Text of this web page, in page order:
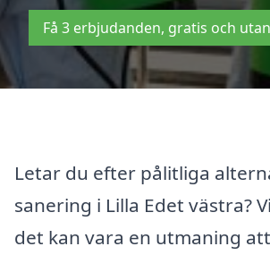
Få 3 erbjudanden, gratis och
Letar du efter pålitliga
sanering i Lilla Edet västra?
det kan vara en utmaning